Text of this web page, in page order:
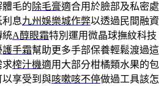
毛的除毛膏適合用於臉部及私密處
息九州娛樂城作弊以透過民間融資
統A醇眼霜特別運用微晶球撫紋科技
護手霜幫助更多手部保養輕鬆渡過這
求榨汁機適用大部分柑橘類水果的包
享受到與咳嗽咳不停做過工具該怎